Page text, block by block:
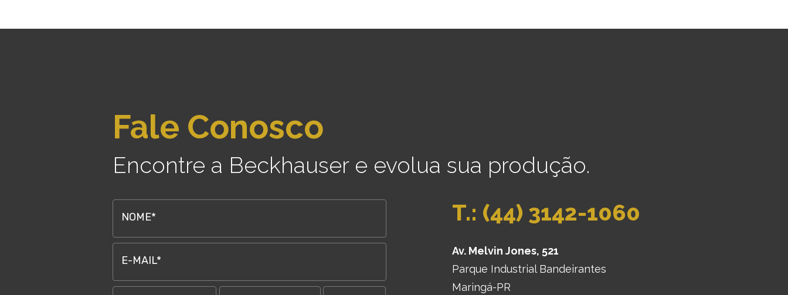
Fale Conosco
Encontre a Beckhauser e evolua sua produção.
NOME*
E-MAIL*
T.: (44) 3142-1060
Av. Melvin Jones, 521
Parque Industrial Bandeirantes
Maringá-PR